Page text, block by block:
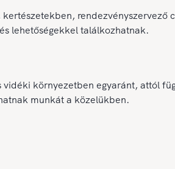
rendezvényszervező
lehetőségekkel találkozhatnak.
környezetben egyaránt, attól
munkát a közelükben.